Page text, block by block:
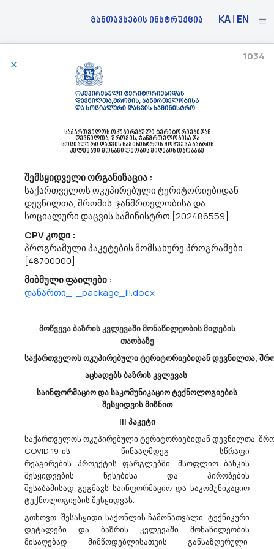
განთავსების ინსტრუქცია KA| EN
Სსიპ Საქართველოს Მუნიციპალური Განვითარების Ფონდი Აცხადებს Ბაზრის Კვლევას
33192200 - სამედიცინო მაგიდები.
21/03/2023
მოგესალმებით, სსიპ საქართველოს მუნიციპალური
განვითარების ფონდი (ს/კ: 206074193) გეგმავს სამასაჟე
შესყიდვას. შესყიდვის პროცედურების ჩატარების
უზრუნველსაყოფად საჭიროა განისაზღვროს სამასაჟე მა...
Სსიპ Საქართველოს Მუნიციპალური Განვითარების Ფონდი Აცხადებს Ბაზრის Კვლევას
44411300 - პირსაბანი ნიჟარები.
განვითარების ფონდი (ს/კ: 206074193) გეგმავს სამზარეულოს
ნიჟარების (CPV-44411300) შესყიდვას. შესყიდვის პროცედურების
სამზარეულოს ნიჟარების სავარაუდო ფ...
Სსიპ Საგანმანათლებლო Და Სამეცნიერო Ინფრასტრუქტურის Განვითარების Სააგენტო
Აცხადებს Ბაზრის Კვლევას
30100000 - საოფისე მანქანა-დანადგარები, აღჭურვილობა და
საკანცელარიო ნივთები, კომპიუტერების, პრინტერებისა და ავეჯის გარდა.
გაცნობებთ, რომ სსიპ „საგანმანათლებლო და სამეცნიერო
ინფრასტრუქტურის განვითარების სააგენტო“ (ს/ნ:202294980)
ატარებს ფასთა კვლევას პრინტერებისთვის განკუთვნილი
სახარჯი მასალის (კარტრიჯი,დრამი) (CPV კოდი:30100000-
საქართველოს ოკუპირებული ტერიტორიებიდან
დევნილთა, შრომის, ჯანმრთელობისა და
სოციალური დაცვის სამინისტროს მოწვევა ბაზრის
კვლევაში მონაწილეობის მიღების თაობაზე
შემსყიდველი ორგანიზაცია :
საქართველოს ოკუპირებული ტერიტორიებიდან
დევნილთა, შრომის, ჯანმრთელობისა და
სოციალური დაცვის სამინისტრო [202486559]
CPV კოდი :
პროგრამული პაკეტების მომსახურე პროგრამები
[48700000]
მიბმული ფაილები :
დანართი_-_package_III.docx
1034
მოწვევა ბაზრის კვლევაში მონაწილეობის მიღების
თაობაზე
საქართველოს ოკუპირებული ტერიტორიებიდან დევნილთა,
აცხადებს ბაზრის კვლევას
საინფორმაციო და საკომუნიკაციო ტექნოლოგიების
შესყიდვის მიზნით
III პაკეტი
საქართველოს ოკუპირებული ტერიტორიებიდან დევნილთა,
COVID-19-ის წინააღმდეგ სწრაფი
რეაგირების პროექტის ფარგლებში, მსოფლიო ბანკის
შესყიდვების წესებისა და პირობების
შესაბამისად გეგმავს საინფორმაციო და საკომუნიკაციო
ტექნოლოგიების შესყიდვას.
გთხოვთ, შესასყიდი საქონლის ჩამონათვალი, ტექნიკური
დეტალები და ბაზრის კვლევაში მონაწილეობის
მისაღებად მიმწოდებლისათვის განსაზღვრული